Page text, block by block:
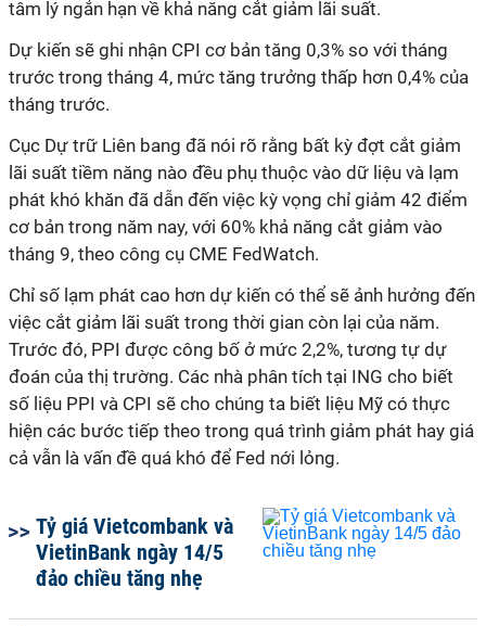
tâm lý ngắn hạn về khả năng cắt giảm lãi suất.
Dự kiến ​​sẽ ghi nhận CPI cơ bản tăng 0,3% so với tháng
trước trong tháng 4, mức tăng trưởng thấp hơn 0,4% của
tháng trước.
Cục Dự trữ Liên bang đã nói rõ rằng bất kỳ đợt cắt giảm
lãi suất tiềm năng nào đều phụ thuộc vào dữ liệu và lạm
phát khó khăn đã dẫn đến việc kỳ vọng chỉ giảm 42 điểm
cơ bản trong năm nay, với 60% khả năng cắt giảm vào
tháng 9, theo công cụ CME FedWatch.
Chỉ số lạm phát cao hơn dự kiến ​​có thể sẽ ảnh hưởng đến
việc cắt giảm lãi suất trong thời gian còn lại của năm.
Trước đó, PPI được công bố ở mức 2,2%, tương tự dự
đoán của thị trường. Các nhà phân tích tại ING cho biết
số liệu PPI và CPI sẽ cho chúng ta biết liệu Mỹ có thực
hiện các bước tiếp theo trong quá trình giảm phát hay giá
cả vẫn là vấn đề quá khó để Fed nới lỏng.
Tỷ giá Vietcombank và
VietinBank ngày 14/5
đảo chiều tăng nhẹ